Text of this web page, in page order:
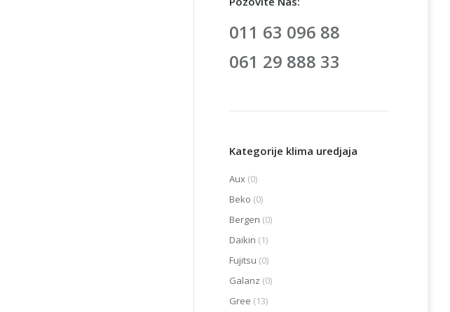
011 63 096 88
061 29 888 33
Kategorije klima uredjaja
Aux (0)
Beko (0)
Bergen (0)
Daikin (1)
Fujitsu (0)
Galanz (0)
Gree (13)